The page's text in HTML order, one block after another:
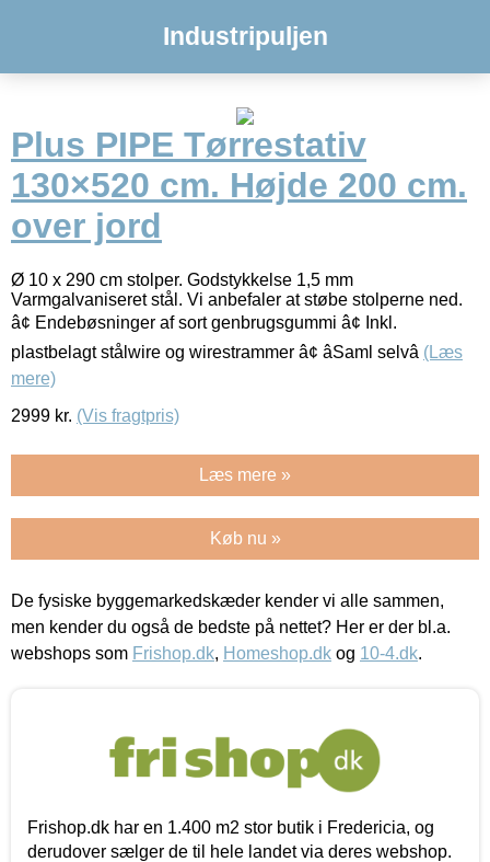
Industripuljen
Plus PIPE Tørrestativ
130×520 cm. Højde 200 cm.
over jord
Ø 10 x 290 cm stolper. Godstykkelse 1,5 mm
Varmgalvaniseret stål. Vi anbefaler at støbe stolperne ned.
â¢ Endebøsninger af sort genbrugsgummi â¢ Inkl.
plastbelagt stålwire og wirestrammer â¢ âSaml selvâ (Læs
mere)
2999 kr. (Vis fragtpris)
Læs mere »
Køb nu »
De fysiske byggemarkedskæder kender vi alle sammen,
men kender du også de bedste på nettet? Her er der bl.a.
webshops som Frishop.dk, Homeshop.dk og 10-4.dk.
Frishop.dk har en 1.400 m2 stor butik i Fredericia, og
derudover sælger de til hele landet via deres webshop.